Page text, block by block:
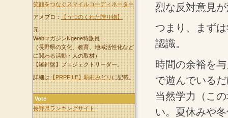
烈な反対意見
つまり、まず
認識。
時間の余裕を
で遊んでいる
当然学力（こ
い。夏休みや
笑顔をつなぐスマイルコーディネーター
アメブロ：【うつのくれた贈り物】
元
WebマガジンNgene特派員
（長野県の文化、教育、地域活性化など
に関わる活動・人の取材）
【羅針盤】プロジェクトリーダー。
詳細は【PRPFILE】駒村みどりに記載。
Vote
長野県ランキングサイト